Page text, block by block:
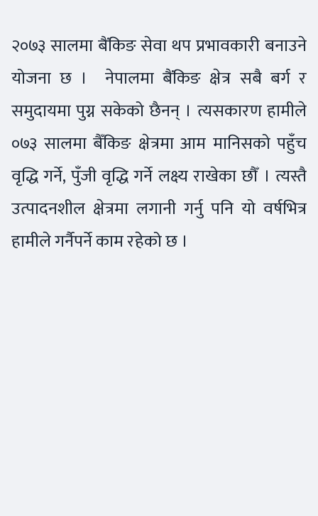
२०७३ सालमा बैंकिङ सेवा थप प्रभावकारी बनाउने
योजना छ । नेपालमा बैंकिङ क्षेत्र सबै बर्ग र
समुदायमा पुग्न सकेको छैनन् । त्यसकारण हामीले
०७३ सालमा बैँकिङ क्षेत्रमा आम मानिसको पहुँच
वृद्धि गर्ने, पुँजी वृद्धि गर्ने लक्ष्य राखेका छौँ । त्यस्तै
उत्पादनशील क्षेत्रमा लगानी गर्नु पनि यो वर्षभित्र
हामीले गर्नैपर्ने काम रहेको छ ।